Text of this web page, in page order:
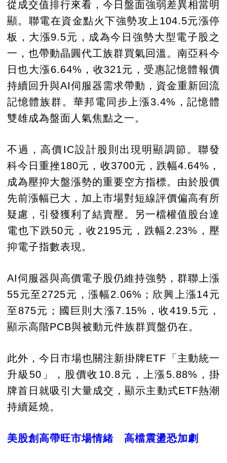
從成交值排行來看，今日盤面強弱差異相當明
顯。聯電在資金點火下強勢攻上104.5元漲停
板，大漲9.5元，成為今日強勢大型電子股之
一，也帶動晶圓代工族群買氣回溫。南亞科今
日也大漲6.64%，收321元，受惠記憶體報價
持續回升與AI伺服器需求帶動，資金重新回流
記憶體族群。華邦電同步上漲3.4%，記憶體
雙雄成為盤面人氣焦點之一。
不過，高價IC設計股則出現明顯調節。聯發
科今日重挫180元，收3700元，跌幅4.64%，
成為壓抑大盤漲勢的重要空方指標。由於股價
先前漲幅已大，加上市場對短線評價偏高有所
疑慮，引發獲利了結賣壓。另一檔權值股台達
電也下跌50元，收2195元，跌幅2.23%，壓
抑電子指數表現。
AI伺服器與高價電子股仍維持強勢，群聯上漲
55元至2725元，漲幅2.06%；欣興上漲14元
至875元；國巨則大漲7.15%，收419.5元，
顯示高階PCB與被動元件族群買盤仍在。
此外，今日市場也關注新掛牌ETF「主動統一
升級50」，股價收10.8元，上漲5.88%，掛
牌首日就吸引大量成交，顯示主動式ETF熱潮
持續延燒。
美股創高帶旺市場情緒 高檔震盪恐加劇